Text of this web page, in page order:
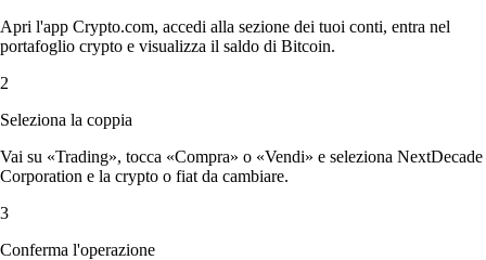
Apri l'app Crypto.com, accedi alla sezione dei tuoi conti, entra nel
portafoglio crypto e visualizza il saldo di Bitcoin.
2
Seleziona la coppia
Vai su «Trading», tocca «Compra» o «Vendi» e seleziona NextDecade
Corporation e la crypto o fiat da cambiare.
3
Conferma l'operazione